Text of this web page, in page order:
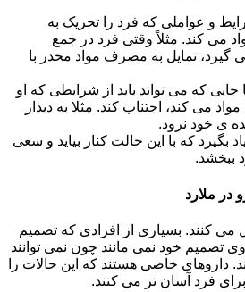
و عواملی که فرد را تحریک به
می کند. مثلاً وقتی فرد در جمع
گیرد، تمایل به مصرف مواد مخدر با
جایی که می تواند باید از شرایطی که او
می کند، اجتناب کند. مثلا به دیدار
ی خود نرود.
بگیرد که با این حالت کنار بیاید و سعی
ببخشد.
در ملارد
می کنند. بسیاری از افرادی که تصمیم
تصمیم خود نمی مانند چون نمی توانند
داروهای خاصی هستند که این حالات را
فرد آسان تر می کنند.